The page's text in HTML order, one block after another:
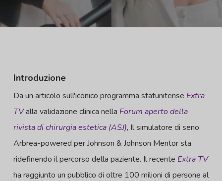
Introduzione
Da un articolo sull'iconico programma statunitense Extra
TValla validazione clinica nella Forum aperto della
rivista di chirurgia estetica (ASJ), Il simulatore di seno
Arbrea-powered per Johnson & Johnson Mentor sta
ridefinendo il percorso della paziente. Il recente Extra TV
ha raggiunto un pubblico di oltre 100 milioni di persone al